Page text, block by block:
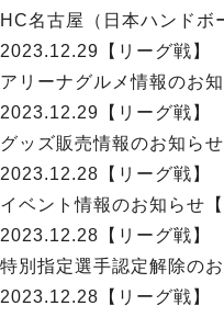
HC名古屋（日本ハンドボ
2023.12.29 【リーグ戦】
アリーナグルメ情報のお
2023.12.29 【リーグ戦】
グッズ販売情報のお知ら
2023.12.28 【リーグ戦】
イベント情報のお知らせ
2023.12.28 【リーグ戦】
特別指定選手認定解除の
2023.12.28 【リーグ戦】